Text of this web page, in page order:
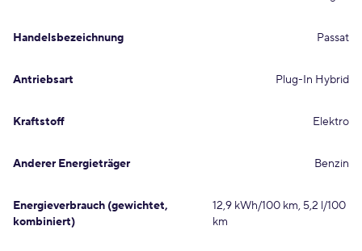
Handelsbezeichnung Passat
Antriebsart Plug-In Hybrid
Kraftstoff Elektro
Anderer Energieträger Benzin
Energieverbrauch (gewichtet,
kombiniert)
12,9 kWh/100 km, 5,2 l/100
km